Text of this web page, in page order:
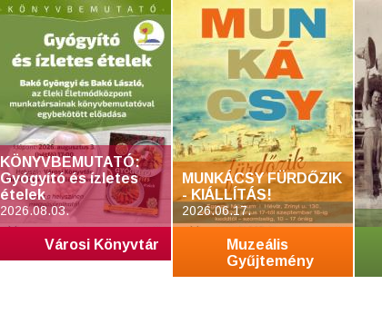
KÖNYVBEMUTATÓ:
Gyógyító és ízletes
ételek
2026.08.03.
Városi Könyvtár
MUNKÁCSY FÜRDŐZIK
- KIÁLLÍTÁS!
2026.06.17.
Muzeális
Gyűjtemény